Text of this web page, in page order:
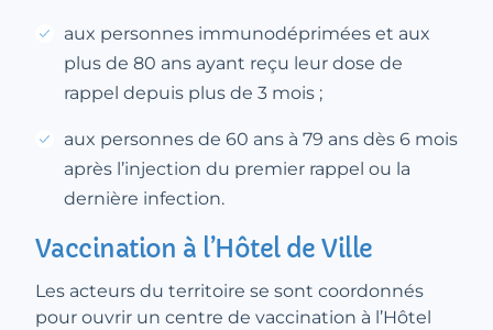
aux personnes immunodéprimées et aux
plus de 80 ans ayant reçu leur dose de
rappel depuis plus de 3 mois ;
aux personnes de 60 ans à 79 ans dès 6 mois
après l’injection du premier rappel ou la
dernière infection.
Vaccination à l’Hôtel de Ville
Les acteurs du territoire se sont coordonnés
pour ouvrir un centre de vaccination à l’Hôtel